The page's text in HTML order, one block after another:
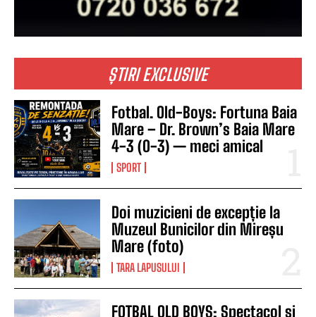
ȘTIRI EXCLUSIVE
Fotbal. Old-Boys: Fortuna Baia
Mare – Dr. Brown’s Baia Mare
4-3 (0-3) — meci amical
SPORT
Doi muzicieni de excepție la
Muzeul Bunicilor din Mireșu
Mare (foto)
TARA LAPUSULUI
FOTBAL OLD BOYS: Spectacol și